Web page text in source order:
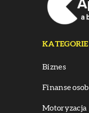
KATEGORIE
Biznes
Finanse
Motoryzacja